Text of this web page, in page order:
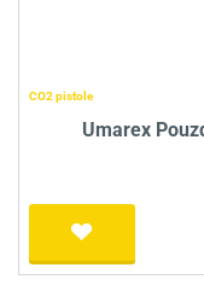
CO2 pistole
Umarex